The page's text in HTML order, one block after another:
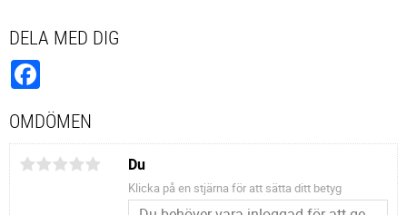
DELA MED DIG
OMDÖMEN
Du
Klicka på en stjärna för att sätta ditt betyg